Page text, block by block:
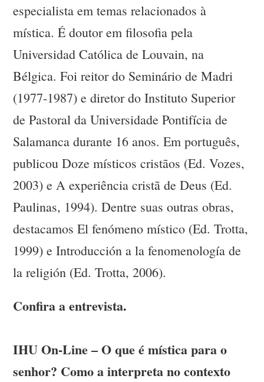
especialista em temas relacionados à
mística. É doutor em filosofia pela
Universidad Católica de Louvain, na
Bélgica. Foi reitor do Seminário de Madri
(1977-1987) e diretor do Instituto Superior
de Pastoral da Universidade Pontifícia de
Salamanca durante 16 anos. Em português,
publicou Doze místicos cristãos (Ed. Vozes,
2003) e A experiência cristã de Deus (Ed.
Paulinas, 1994). Dentre suas outras obras,
destacamos El fenómeno místico (Ed. Trotta,
1999) e Introducción a la fenomenología de
la religión (Ed. Trotta, 2006).
Confira a entrevista.
IHU On-Line – O que é mística para o
senhor? Como a interpreta no contexto